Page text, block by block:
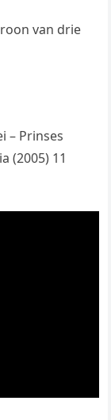
van drie
– Prinses
(2005) 11